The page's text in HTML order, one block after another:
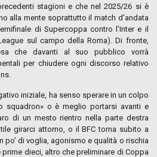
stagioni e che nel 2025/26 si è
alla mente soprattutto il match d’andata
di Supercoppa contro l’Inter e il
sul campo della Roma). Di fronte,
che davanti al suo pubblico vorrà
per chiudere ogni discorso relativo
iniziale, ha senso sperare in un colpo
squadron» o è meglio portarsi avanti e
di un mesto rientro nella parte destra
girarci attorno, o il BFC torna subito a
po’ di voglia, agonismo e qualità o rischia
dieci, altro che preliminare di Coppa